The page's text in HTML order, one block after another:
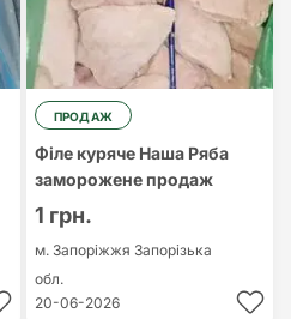
ПРОДАЖ
Філе куряче Наша Ряба
заморожене продаж
1 грн.
м. Запоріжжя Запорізька
обл.
20-06-2026